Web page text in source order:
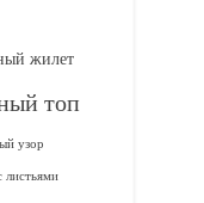
жилет
топ
узор
листьями